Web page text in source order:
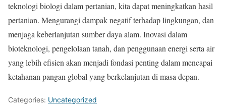
teknologi biologi dalam pertanian, kita dapat meningkatkan hasil
pertanian. Mengurangi dampak negatif terhadap lingkungan, dan
menjaga keberlanjutan sumber daya alam. Inovasi dalam
bioteknologi, pengelolaan tanah, dan penggunaan energi serta air
yang lebih efisien akan menjadi fondasi penting dalam mencapai
ketahanan pangan global yang berkelanjutan di masa depan.
Categories: Uncategorized